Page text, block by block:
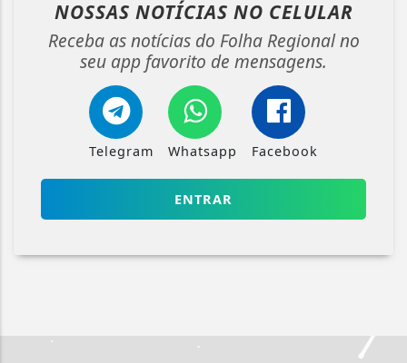
NOSSAS NOTÍCIAS NO CELULAR
Receba as notícias do Folha Regional no
seu app favorito de mensagens.
Telegram Whatsapp Facebook
ENTRAR